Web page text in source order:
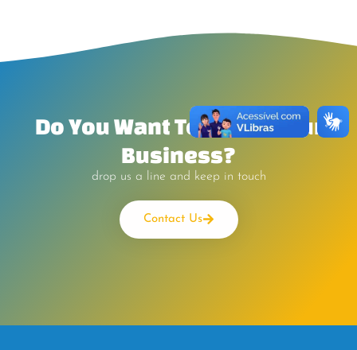
Do You Want To Boost Your
Business?
drop us a line and keep in touch
Contact Us